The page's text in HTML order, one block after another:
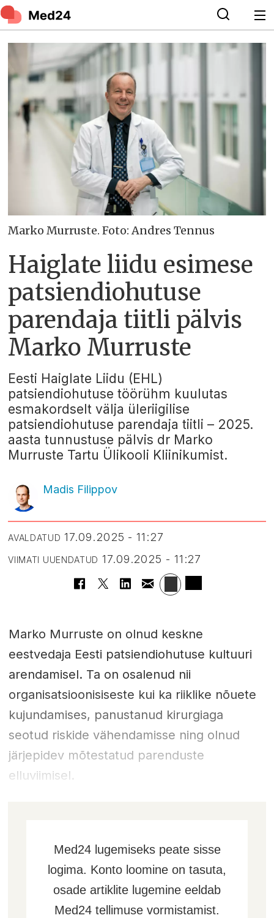
Marko Murruste. Foto: Andres Tennus
Haiglate liidu esimese
patsiendiohutuse
parendaja tiitli pälvis
Marko Murruste
Eesti Haiglate Liidu (EHL)
patsiendiohutuse töörühm kuulutas
esmakordselt välja üleriigilise
patsiendiohutuse parendaja tiitli – 2025.
aasta tunnustuse pälvis dr Marko
Murruste Tartu Ülikooli Kliinikumist.
Madis Filippov
AVALDATUD 17.09.2025 - 11:27
VIIMATI UUENDATUD 17.09.2025 - 11:27
Marko Murruste on olnud keskne
eestvedaja Eesti patsiendiohutuse kultuuri
arendamisel. Ta on osalenud nii
organisatsioonisiseste kui ka riiklike nõuete
kujundamises, panustanud kirurgiaga
seotud riskide vähendamisse ning olnud
järjepidev mõtestatud parenduste
elluviimisel.
Med24 lugemiseks peate sisse
logima. Konto loomine on tasuta,
osade artiklite lugemine eeldab
Med24 tellimuse vormistamist.